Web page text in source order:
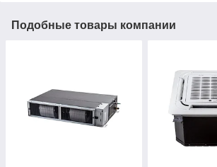
Подобные товары компании